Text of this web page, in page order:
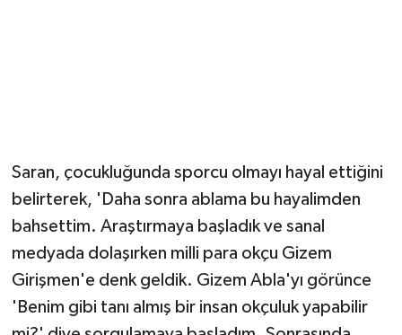
Saran, çocukluğunda sporcu olmayı hayal ettiğini
belirterek, 'Daha sonra ablama bu hayalimden
bahsettim. Araştırmaya başladık ve sanal
medyada dolaşırken milli para okçu Gizem
Girişmen'e denk geldik. Gizem Abla'yı görünce
'Benim gibi tanı almış bir insan okçuluk yapabilir